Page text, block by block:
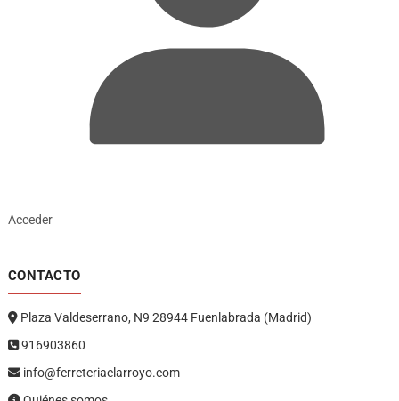
Acceder
CONTACTO
Plaza Valdeserrano, N9 28944 Fuenlabrada (Madrid)
916903860
info@ferreteriaelarroyo.com